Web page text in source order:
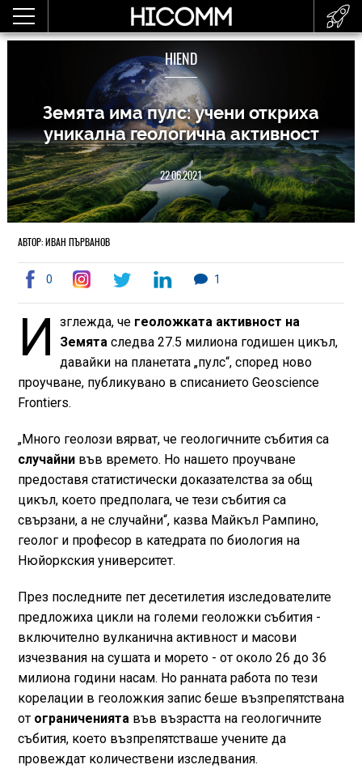
HIEND
Земята има пулс: учени откриха
уникална геологична активност
22.06.2021
АВТОР: ИВАН ПЪРВАНОВ
0 1
И зглежда, че геоложката активност на
Земята следва 27.5 милиона годишен цикъл,
давайки на планетата „пулс“, според ново
проучване, публикувано в списанието Geoscience
Frontiers.
„Много геолози вярват, че геологичните събития са
случайнивъв времето. Но нашето проучване
предоставя статистически доказателства за общ
цикъл, което предполага, че тези събития са
свързани, а не случайни“, казва Майкъл Рампино,
геолог и професор в катедрата по биология на
Нюйоркския университет.
През последните пет десетилетия изследователите
предложиха цикли на големи геоложки събития -
включително вулканична активност и масови
изчезвания на сушата и морето - от около 26 до 36
милиона години насам. Но ранната работа по тези
корелации в геоложкия запис беше възпрепятствана
от ограничениятавъв възрастта на геологичните
събития, което възпрепятстваше учените да
провеждат количествени изследвания.